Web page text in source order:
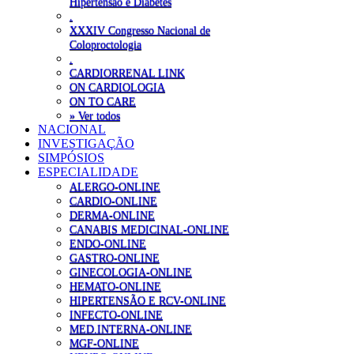
XXXIV Congresso Nacional de
Coloproctologia
CARDIORRENAL LINK
ON CARDIOLOGIA
ON TO CARE
» Ver todos
NACIONAL
INVESTIGAÇÃO
SIMPÓSIOS
ESPECIALIDADE
ALERGO-ONLINE
CARDIO-ONLINE
DERMA-ONLINE
CANABIS MEDICINAL-ONLINE
ENDO-ONLINE
GASTRO-ONLINE
GINECOLOGIA-ONLINE
HEMATO-ONLINE
HIPERTENSÃO E RCV-ONLINE
INFECTO-ONLINE
MED.INTERNA-ONLINE
MGF-ONLINE